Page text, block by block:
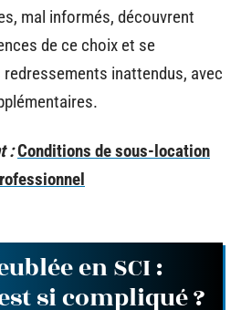
mal informés, découvrent
de ce choix et se
inattendus, avec
:Conditions de sous-location
en SCI :
si compliqué ?